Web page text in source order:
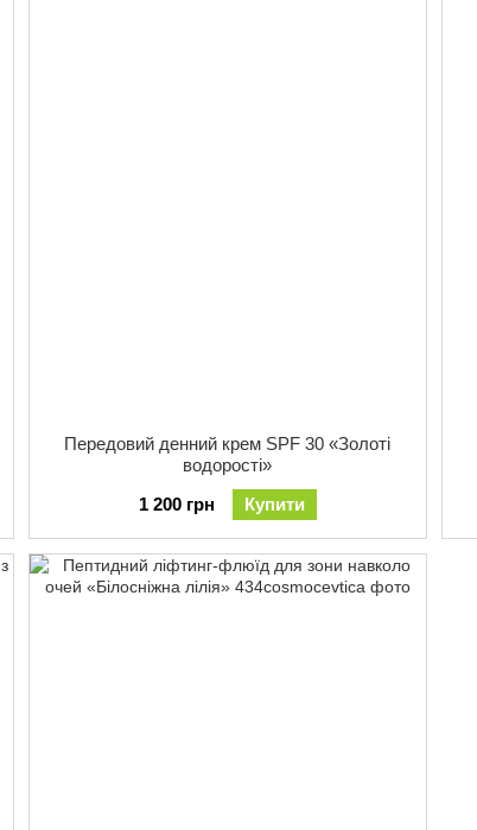
Передовий денний крем SPF 30 «Золоті
водорості»
1 200 грн
Купити